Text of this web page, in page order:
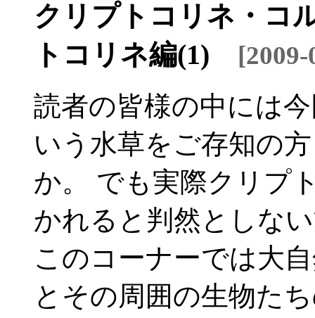
クリプトコリネ・コ
トコリネ編(1)
読者の皆様の中には
いう水草をご存知の
か。 でも実際クリプ
かれると判然としな
このコーナーでは大
とその周囲の生物た